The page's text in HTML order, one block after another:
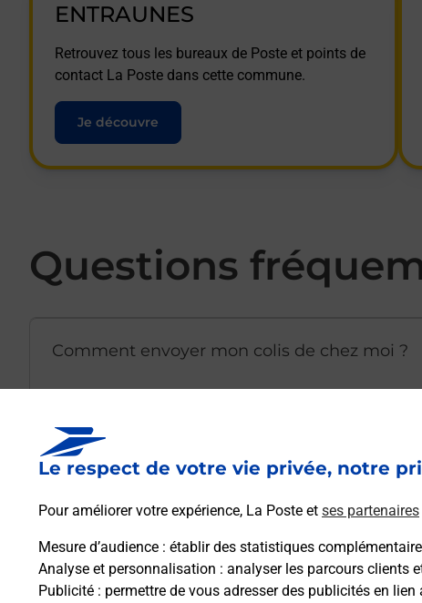
Le respect de votre vie privée, notre
Pour améliorer votre expérience, La Poste et ses partenaires
Mesure d’audience : établir des statistiques
Analyse et personnalisation : analyser les parcours clients
Publicité : permettre de vous adresser des publicités en
ENTRAUNES
Retrouvez tous les bureaux de Poste et points de
contact La Poste dans cette commune.
Je découvre
Questions
Comment envoyer mon colis de chez moi ?
Est-il possible d’acheter un emballage
Comment demander une modification de
Comment La Poste participe-t-elle à votre